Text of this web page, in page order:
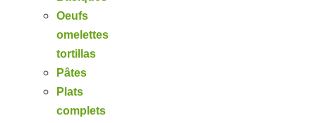
Oeufs
omelettes
tortillas
Pâtes
Plats
complets